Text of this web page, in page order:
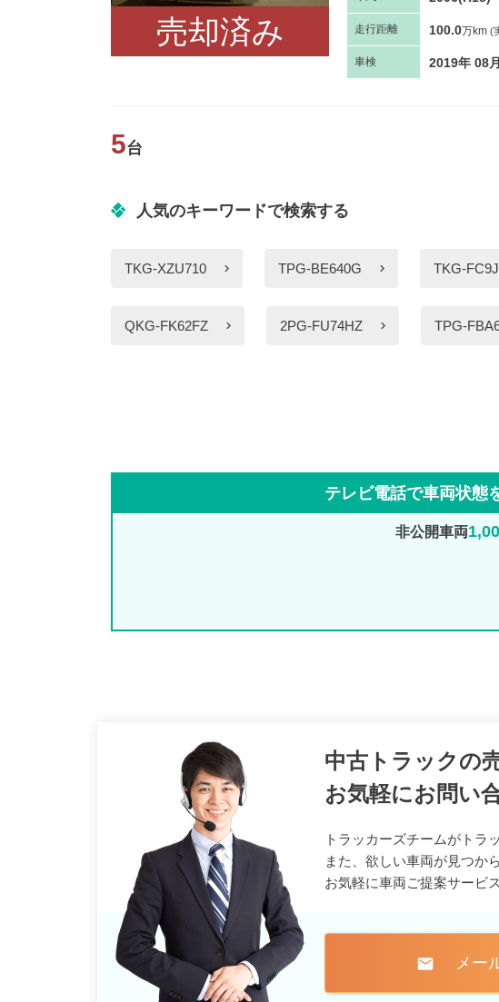
売却済み 走行距離 100.0万km (
車検 2019年 08
5台
人気のキーワードで検索する
TKG-XZU710 TPG-BE640G TKG-
QKG-FK62FZ 2PG-FU74HZ TPG-
テレビ電話で車両状態
非公開車両
中古トラックの
お気軽にお問い
トラッカーズチームがトラ
また、欲しい車両が見つか
お気軽に車両ご提案サービ
mail メー